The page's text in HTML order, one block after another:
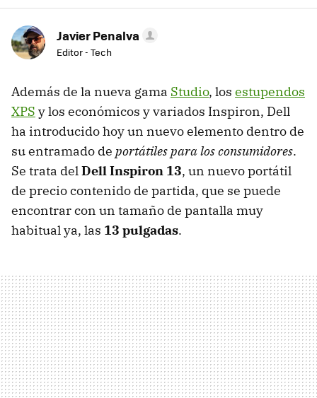
Javier Penalva
Editor - Tech
Además de la nueva gama Studio, los estupendos
XPS y los económicos y variados Inspiron, Dell
ha introducido hoy un nuevo elemento dentro de
su entramado de portátiles para los consumidores.
Se trata delDell Inspiron 13, un nuevo portátil
de precio contenido de partida, que se puede
encontrar con un tamaño de pantalla muy
habitual ya, las 13 pulgadas.